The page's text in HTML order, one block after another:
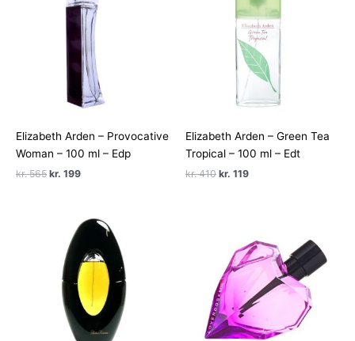
Elizabeth Arden – Provocative
Woman – 100 ml – Edp
kr.565 Den
kr. 565.
kr. 199Den
kr. 199.
Elizabeth Arden – Green Tea
Tropical – 100 ml – Edt
kr.410 Den
kr. 119Den